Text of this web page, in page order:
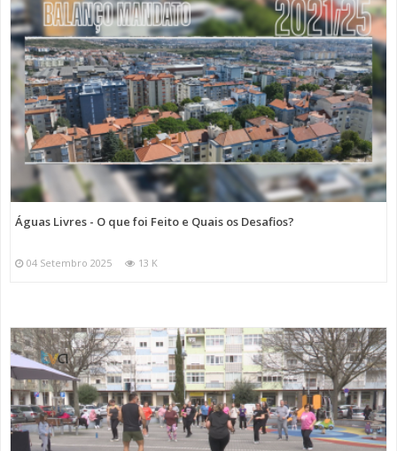
Águas Livres - O que foi Feito e Quais os Desafios?
04 Setembro 2025 13 K